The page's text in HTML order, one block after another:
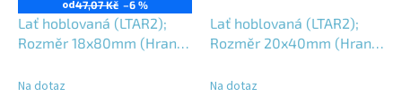
od47,07 Kč –6 %
Lať hoblovaná (LTAR2);
Rozměr 18x80mm (Hrana
(JMD); Vlhkost 16±3%;
Na dotaz
Lať hoblovaná (LTAR2);
Rozměr 20x40mm (Hrana
Na dotaz